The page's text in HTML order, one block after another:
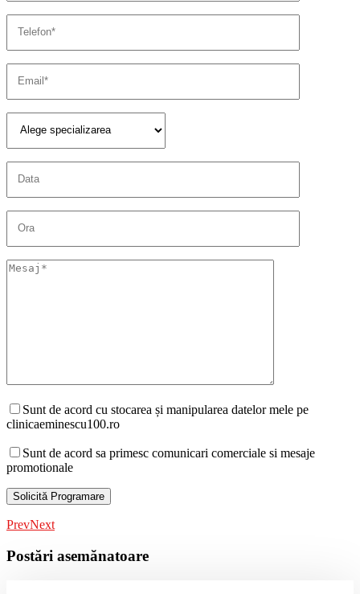
Sunt de acord cu stocarea și manipularea datelor mele pe
clinicaeminescu100.ro
Sunt de acord sa primesc comunicari comerciale si mesaje
promotionale
PrevNext
Postări asemănatoare